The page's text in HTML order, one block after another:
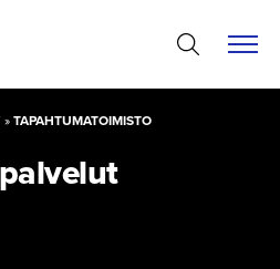
»TAPAHTUMATOIMISTO